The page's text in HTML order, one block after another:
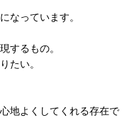
なっています。
するもの。
たい。
地よくしてくれる存在で